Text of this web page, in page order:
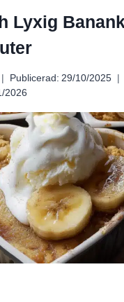
Lyxig
Publicerad: 29/10/2025
2026